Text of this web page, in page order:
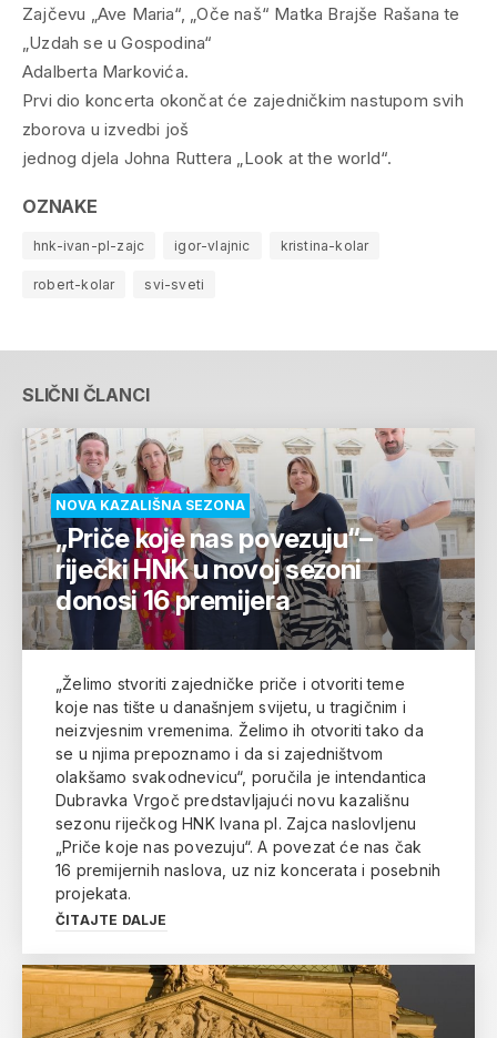
Zajčevu „Ave Maria“, „Oče naš“ Matka Brajše Rašana te
„Uzdah se u Gospodina“
Adalberta Markovića.
Prvi dio koncerta okončat će zajedničkim nastupom svih
zborova u izvedbi još
jednog djela Johna Ruttera „Look at the world“.
OZNAKE
hnk-ivan-pl-zajc igor-vlajnic kristina-kolar
robert-kolar svi-sveti
SLIČNI ČLANCI
NOVA KAZALIŠNA SEZONA
„Priče koje nas povezuju“–
riječki HNK u novoj sezoni
donosi 16 premijera
„Želimo stvoriti zajedničke priče i otvoriti teme
koje nas tište u današnjem svijetu, u tragičnim i
neizvjesnim vremenima. Želimo ih otvoriti tako da
se u njima prepoznamo i da si zajedništvom
olakšamo svakodnevicu“, poručila je intendantica
Dubravka Vrgoč predstavljajući novu kazališnu
sezonu riječkog HNK Ivana pl. Zajca naslovljenu
„Priče koje nas povezuju“. A povezat će nas čak
16 premijernih naslova, uz niz koncerata i posebnih
projekata.
ČITAJTE DALJE